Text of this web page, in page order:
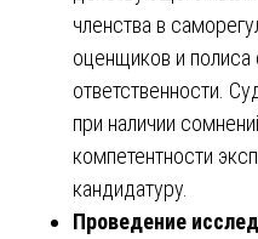
членства в
оценщиков и полиса
ответственности.
при наличии
компетентности
кандидатуру.
Проведение